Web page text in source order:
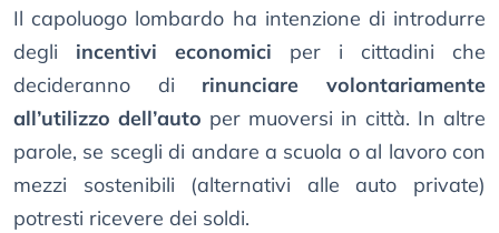
Il capoluogo lombardo ha intenzione di introdurre
degli incentivi economici per i cittadini che
decideranno di rinunciare volontariamente
all’utilizzo dell’auto per muoversi in città. In altre
parole, se scegli di andare a scuola o al lavoro con
mezzi sostenibili (alternativi alle auto private)
potresti ricevere dei soldi.